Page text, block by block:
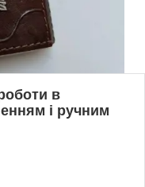
в
і ручним